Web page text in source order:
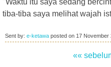
"Waktu itu saya sedang
tiba-tiba saya melihat wajah
Sent by: e-ketawa posted on 17 November
««